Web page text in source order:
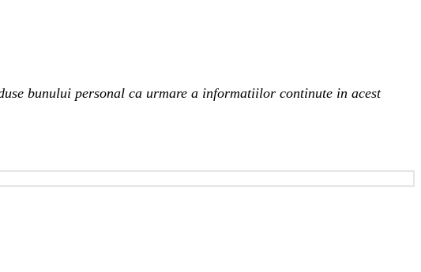
bunului personal ca urmare a informatiilor continute in acest